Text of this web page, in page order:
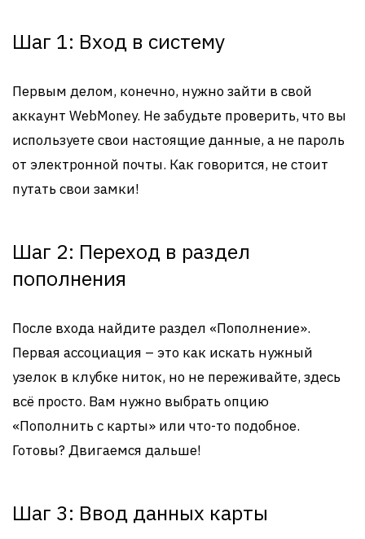
Шаг 1: Вход в систему
Первым делом, конечно, нужно зайти в свой
аккаунт WebMoney. Не забудьте проверить, что вы
используете свои настоящие данные, а не пароль
от электронной почты. Как говорится, не стоит
путать свои замки!
Шаг 2: Переход в раздел
пополнения
После входа найдите раздел «Пополнение».
Первая ассоциация – это как искать нужный
узелок в клубке ниток, но не переживайте, здесь
всё просто. Вам нужно выбрать опцию
«Пополнить с карты» или что-то подобное.
Готовы? Двигаемся дальше!
Шаг 3: Ввод данных карты